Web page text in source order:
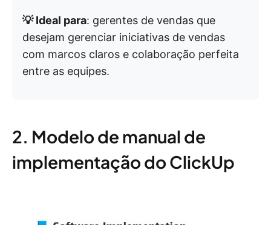
💡 Ideal para: gerentes de vendas que
desejam gerenciar iniciativas de vendas
com marcos claros e colaboração perfeita
entre as equipes.
2. Modelo de manual de
implementação do ClickUp